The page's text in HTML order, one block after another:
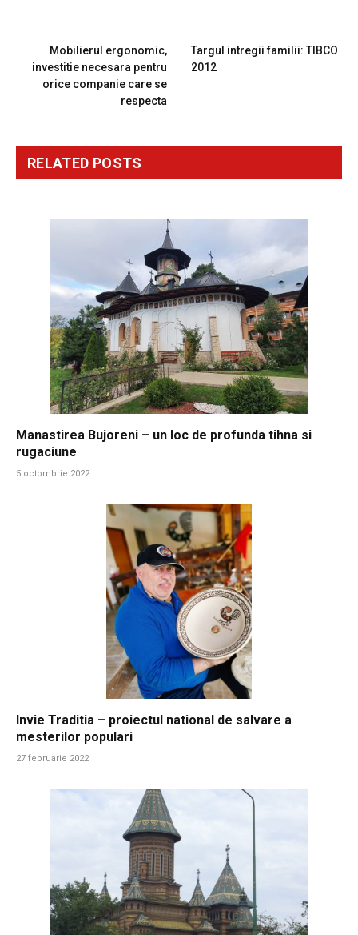
Mobilierul ergonomic,
investitie necesara pentru
orice companie care se
respecta
Targul intregii familii: TIBCO
2012
RELATED POSTS
Manastirea Bujoreni – un loc de profunda tihna si
rugaciune
5 octombrie 2022
Invie Traditia – proiectul national de salvare a
mesterilor populari
27 februarie 2022